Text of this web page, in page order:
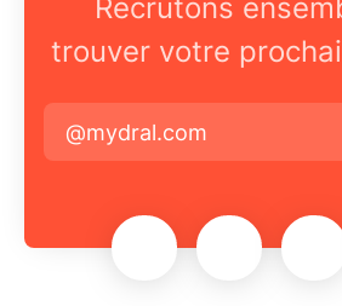
Recrutons
trouver votre
@mydral.com